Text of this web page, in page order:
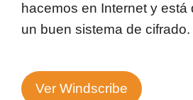
hacemos en Internet y está
un buen sistema de cifrado.
Ver Windscribe